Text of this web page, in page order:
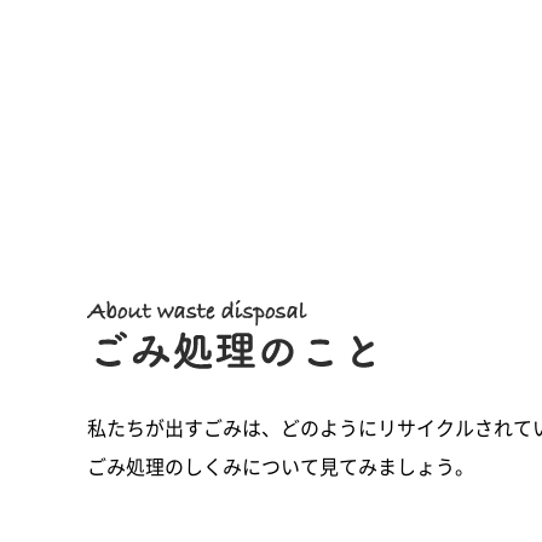
私たちが出すごみは、どのようにリサイクルされて
ごみ処理のしくみについて見てみましょう。